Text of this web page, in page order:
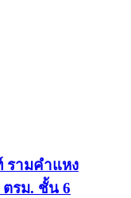
รามคำแหง
ตรม. ชั้น 6